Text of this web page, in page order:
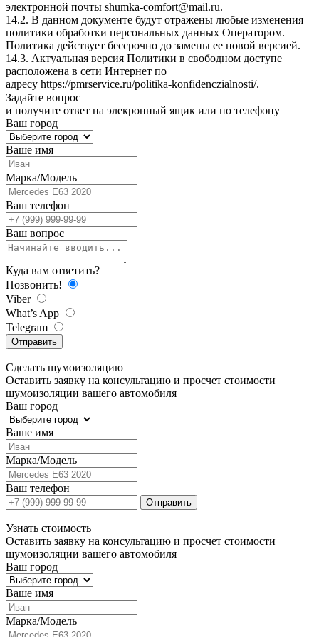
электронной почты shumka-comfort@mail.ru.
14.2. В данном документе будут отражены любые изменения
политики обработки персональных данных Оператором.
Политика действует бессрочно до замены ее новой версией.
14.3. Актуальная версия Политики в свободном доступе
расположена в сети Интернет по
адресу https://pmrservice.ru/politika-konfidenczialnosti/.
Задайте вопрос
и получите ответ на элекронный ящик или по телефону
Ваш город
Ваше имя
Марка/Модель
Ваш телефон
Ваш вопрос
Куда вам ответить?
Позвонить!
Viber
What’s App
Telegram
Отправить
Сделать шумоизоляцию
Оставить заявку на консультацию и просчет стоимости
шумоизоляции вашего автомобиля
Ваш город
Ваше имя
Марка/Модель
Ваш телефон
Отправить
Узнать стоимость
Оставить заявку на консультацию и просчет стоимости
шумоизоляции вашего автомобиля
Ваш город
Ваше имя
Марка/Модель